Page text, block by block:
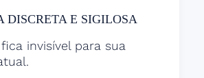
DISCRETA E SIGILOSA
invisível para sua